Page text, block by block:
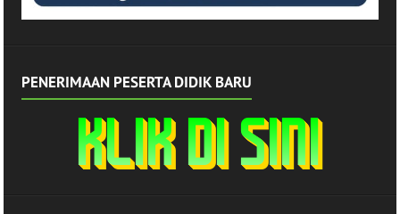
PENERIMAAN PESERTA DIDIK BARU